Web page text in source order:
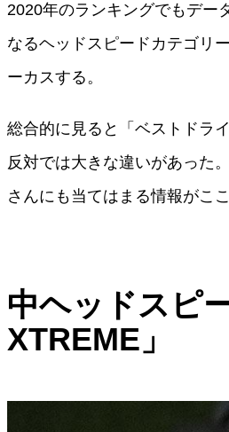
2020年のランキングでもデー
なるヘッドスピードカテゴリ
ーカスする。
総合的に見ると「ベストドラ
反対では大きな違いがあった
さんにも当てはまる情報がこ
中ヘッドスピ
XTREME」